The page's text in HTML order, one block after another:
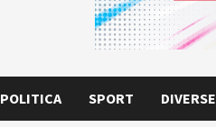
POLITICA SPORT DIVERSE